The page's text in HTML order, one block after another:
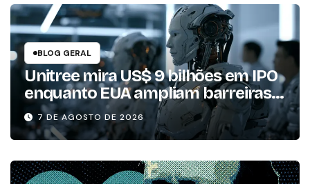
BLOG GERAL
Unitree mira US$ 9 bilhões em IPO
enquanto EUA ampliam barreiras a
robôs chineses
7 DE AGOSTO DE 2026